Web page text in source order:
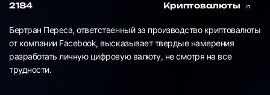
2184
Криптовалюты
Бертран Переса, ответственный за производство криптовалюты
от компании Facebook, высказывает твердые намерения
разработать личную цифровую валюту, не смотря на все
трудности.